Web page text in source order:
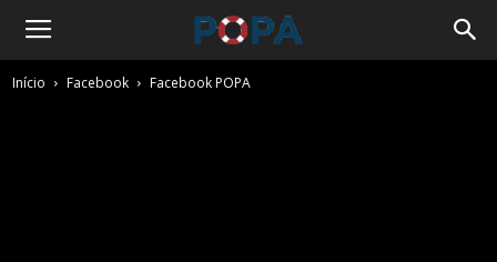
Início Facebook Facebook POPA